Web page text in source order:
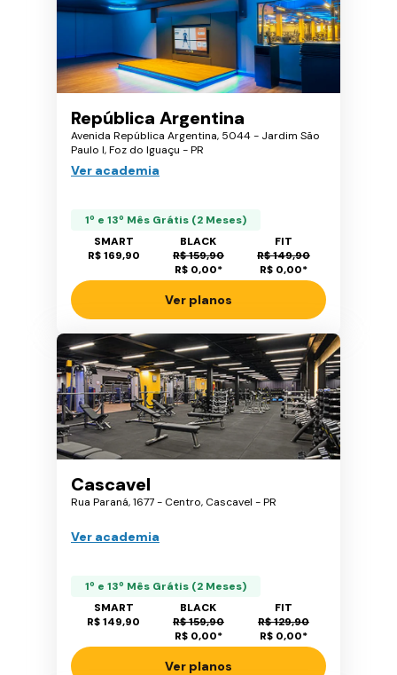
República Argentina
Avenida República Argentina, 5044 - Jardim São
Paulo I, Foz do Iguaçu - PR
Ver academia
1º e 13º Mês Grátis (2 Meses)
SMART
R$ 169,90
BLACK
R$ 159,90
R$ 0,00*
FIT
R$ 149,90
R$ 0,00*
Ver planos
Cascavel
Rua Paraná, 1677 - Centro, Cascavel - PR
Ver academia
1º e 13º Mês Grátis (2 Meses)
SMART
R$ 149,90
BLACK
R$ 159,90
R$ 0,00*
FIT
R$ 129,90
R$ 0,00*
Ver planos